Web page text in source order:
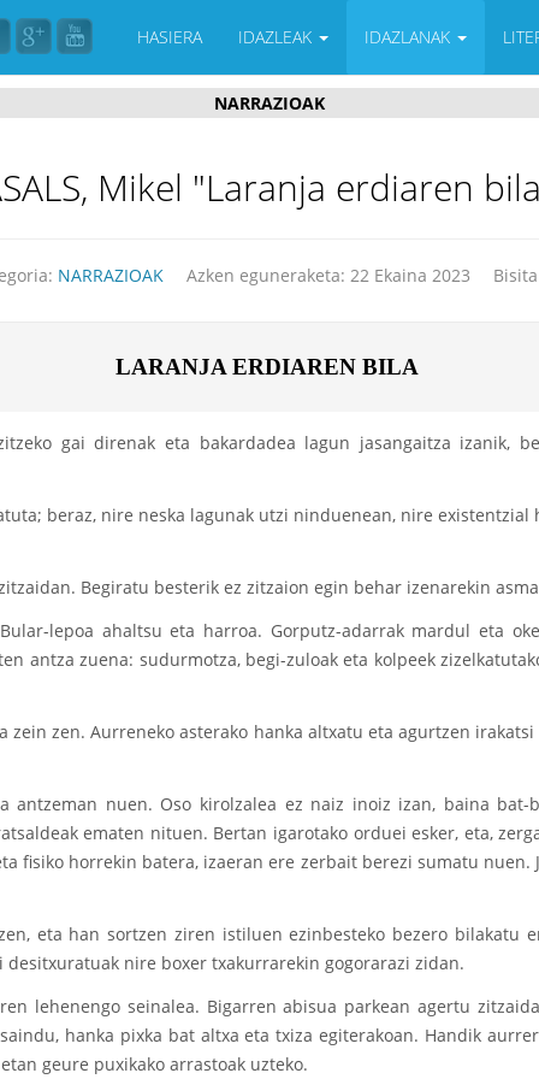
HASIERA IDAZLEAK IDAZLANAK
NARRAZIOAK
Mikel "Laranja erdiaren
NARRAZIOAK Azken eguneraketa: 22 Ekaina 2023
LARANJA ERDIAREN BILA
gai direnak eta bakardadea lagun jasangaitza izanik,
beraz, nire neska lagunak utzi ninduenean, nire
Begiratu besterik ez zitzaion egin behar izenarekin
lepoa ahaltsu eta harroa. Gorputz-adarrak mardul eta
antza zuena: sudurmotza, begi-zuloak eta kolpeek
zen. Aurreneko asterako hanka altxatu eta agurtzen
nuen. Oso kirolzalea ez naiz inoiz izan, baina bat-
ematen nituen. Bertan igarotako orduei esker, eta,
fisiko horrekin batera, izaeran ere zerbait berezi sumatu
eta han sortzen ziren istiluen ezinbesteko bezero bilakatu
nire boxer txakurrarekin gogorarazi zidan.
lehenengo seinalea. Bigarren abisua parkean agertu
hanka pixka bat altxa eta txiza egiterakoan. Handik
geure puxikako arrastoak uzteko.